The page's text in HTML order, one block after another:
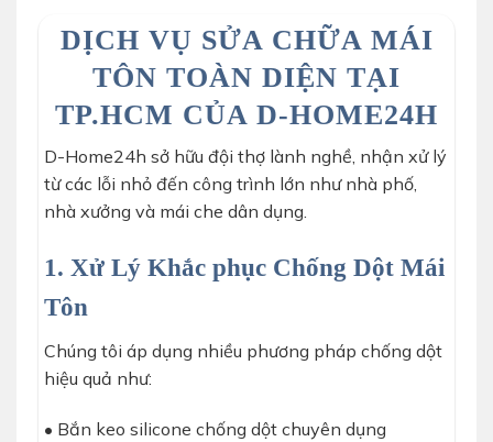
DỊCH VỤ SỬA CHỮA MÁI
TÔN TOÀN DIỆN TẠI
TP.HCM CỦA D-HOME24H
D-Home24h sở hữu đội thợ lành nghề, nhận xử lý
từ các lỗi nhỏ đến công trình lớn như nhà phố,
nhà xưởng và mái che dân dụng.
1. Xử Lý Khắc phục Chống Dột Mái
Tôn
Chúng tôi áp dụng nhiều phương pháp chống dột
hiệu quả như:
• Bắn keo silicone chống dột chuyên dụng